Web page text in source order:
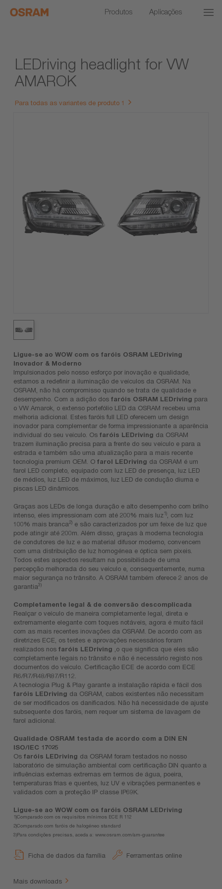
Produtos Aplicações
LEDriving headlight for VW
AMAROK
Para todas as variantes de produto 1
Ligue-se ao WOW com os faróis OSRAM LEDriving
Inovador & Moderno
Impulsionados pelo nosso esforço por inovação e qualidade,
estamos a redefinir a iluminação de veículos da OSRAM. Na
OSRAM, não há compromisso quando se trata de qualidade e
desempenho. Com a adição dosfaróis OSRAM LEDriving para
o VW Amarok, o extenso portefólio LED da OSRAM recebeu uma
melhoria adicional. Estes faróis full LED oferecem um design
inovador para complementar de forma impressionante a aparência
individual do seu veículo. Osfaróis LEDriving da OSRAM
trazem iluminação precisa para a frente do seu veículo e para a
estrada e também são uma atualização para a mais recente
tecnologia premium OEM. Ofarol LEDriving da OSRAM é um
farol LED completo, equipado com luz LED de presença, luz LED
de médios, luz LED de máximos, luz LED de condução diurna e
piscas LED dinâmicos.
Graças aos LEDs de longa duração e alto desempenho com brilho
intenso, eles impressionam com até 200% mais luz1)
, com luz
100% mais branca2) e são caracterizados por um feixe de luz que
pode atingir até 200m. Além disso, graças à moderna tecnologia
de condutores de luz e ao material difusor moderno, convencem
com uma distribuição de luz homogénea e óptica sem pixeis.
Todos estes aspectos resultam na possibilidade de uma
percepção melhorada do seu veículo e, consequentemente, numa
maior segurança no trânsito. A OSRAM também oferece 2 anos de
garantia3)
Completamente legal & de conversão descomplicada
Realçar o veículo de maneira completamente legal, direta e
extremamente elegante com toques notáveis, agora é muito fácil
com as mais recentes inovações da OSRAM. De acordo com as
diretrizes ECE, os testes e aprovações necessários foram
realizados nos faróis LEDriving ,o que significa que eles são
completamente legais no trânsito e não é necessário registo nos
documentos do veículo. Certificação ECE de acordo com ECE
R6/R7/R48/R87/R112.
A tecnologia Plug & Play garante a instalação rápida e fácil dos
faróis LEDriving da OSRAM, cabos existentes não necessitam
de ser modificados os danificados. Não há necessidade de ajuste
subsequente dos faróis, nem requer um sistema de lavagem de
farol adicional.
Qualidade OSRAM testada de acordo com a DIN EN
ISO/IEC 17025
Osfaróis LEDriving da OSRAM foram testados no nosso
laboratório de simulação ambiental com certificação DIN quanto a
influências externas extremas em termos de água, poeira,
temperaturas frias e quentes, luz UV e vibrações permanentes e
validados com a proteção IP classe IP69K.
Ligue-se ao WOW com os faróis OSRAM LEDriving
1)Comparado com os requisitos mínimos ECE R 112
2)Comparado com faróis de halogéneo standard
3)Para condições precisas, aceda a: www.osram.com/am-guarantee
Ficha de dados da família Ferramentas online
Mais downloads